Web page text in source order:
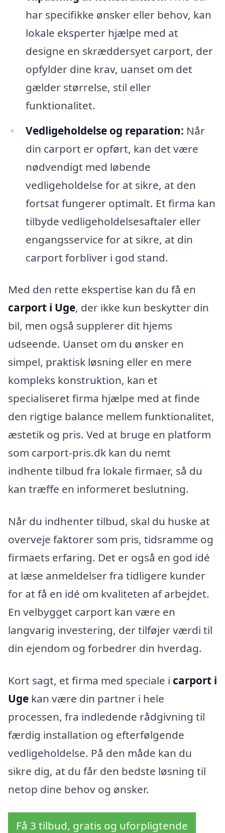
har specifikke ønsker eller behov, kan
lokale eksperter hjælpe med at
designe en skræddersyet carport, der
opfylder dine krav, uanset om det
gælder størrelse, stil eller
funktionalitet.
Vedligeholdelse og reparation: Når
din carport er opført, kan det være
nødvendigt med løbende
vedligeholdelse for at sikre, at den
fortsat fungerer optimalt. Et firma kan
tilbyde vedligeholdelsesaftaler eller
engangsservice for at sikre, at din
carport forbliver i god stand.
Med den rette ekspertise kan du få en
carport i Uge, der ikke kun beskytter din
bil, men også supplerer dit hjems
udseende. Uanset om du ønsker en
simpel, praktisk løsning eller en mere
kompleks konstruktion, kan et
specialiseret firma hjælpe med at finde
den rigtige balance mellem funktionalitet,
æstetik og pris. Ved at bruge en platform
som carport-pris.dk kan du nemt
indhente tilbud fra lokale firmaer, så du
kan træffe en informeret beslutning.
Når du indhenter tilbud, skal du huske at
overveje faktorer som pris, tidsramme og
firmaets erfaring. Det er også en god idé
at læse anmeldelser fra tidligere kunder
for at få en idé om kvaliteten af arbejdet.
En velbygget carport kan være en
langvarig investering, der tilføjer værdi til
din ejendom og forbedrer din hverdag.
Kort sagt, et firma med speciale i carport i
Uge kan være din partner i hele
processen, fra indledende rådgivning til
færdig installation og efterfølgende
vedligeholdelse. På den måde kan du
sikre dig, at du får den bedste løsning til
netop dine behov og ønsker.
Få 3 tilbud, gratis og uforpligtende